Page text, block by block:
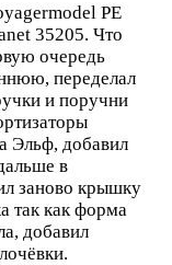
PE
35205. Что
очередь
переделал
и поручни
Эльф, добавил
в
заново крышку
так как форма
добавил